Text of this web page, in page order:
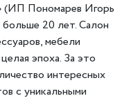
(ИП Пономарев Игорь
20 лет. Салон
мебели
эпоха. За это
интересных
с уникальными